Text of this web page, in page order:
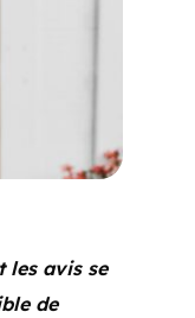
les avis se
de